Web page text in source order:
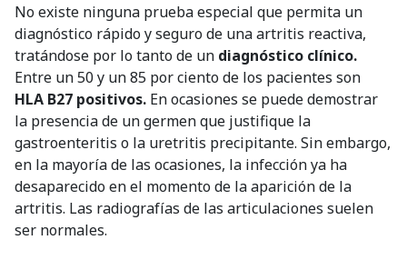
No existe ninguna prueba especial que permita un
diagnóstico rápido y seguro de una artritis reactiva,
tratándose por lo tanto de un diagnóstico clínico.
Entre un 50 y un 85 por ciento de los pacientes son
HLA B27 positivos. En ocasiones se puede demostrar
la presencia de un germen que justifique la
gastroenteritis o la uretritis precipitante. Sin embargo,
en la mayoría de las ocasiones, la infección ya ha
desaparecido en el momento de la aparición de la
artritis. Las radiografías de las articulaciones suelen
ser normales.